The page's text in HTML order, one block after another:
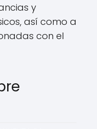
y
así como a
con el